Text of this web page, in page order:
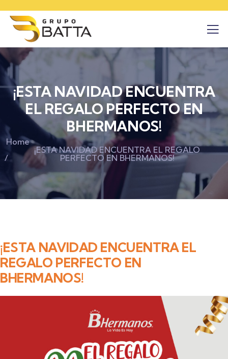
¡ESTA NAVIDAD ENCUENTRA
EL REGALO PERFECTO EN
BHERMANOS!
Home
¡ESTA NAVIDAD ENCUENTRA EL REGALO
PERFECTO EN BHERMANOS!
¡ESTA NAVIDAD ENCUENTRA EL
REGALO PERFECTO EN
BHERMANOS!